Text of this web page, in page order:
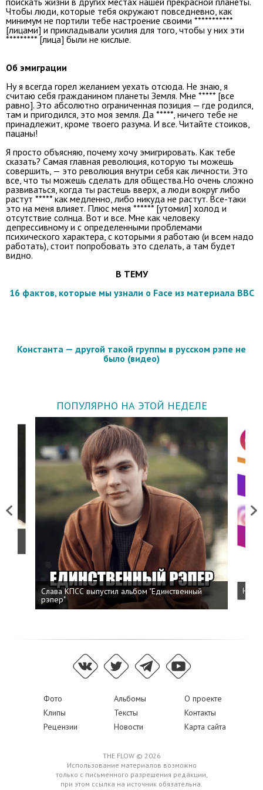
Чтобы люди, которые тебя окружают повседневно, как
минимум не портили тебе настроение своими ***********
[лицами] и прикладывали усилия для того, чтобы у них эти
********* [лица] были не кислые.
Об эмиграции
Ну я всегда горел желанием уехать отсюда. Не знаю, я
считаю себя гражданином планеты Земля. Мне ***** [все
равно]. Это абсолютно ограниченная позиция — где родился,
там и пригодился, это моя земля. Да *****, ничего тебе не
принадлежит, кроме твоего разума. И все. Читайте стоиков,
пацаны!
Я просто объясняю, почему хочу эмигрировать. Как тебе
сказать? Самая главная революция, которую ты можешь
совершить, — это революция внутри себя как личности. Это
все, что ты можешь сделать для общества.Но очень сложно
развиваться, когда ты растешь вверх, а люди вокруг либо
растут ***** как медленно, либо никуда не растут. Все-таки
это на меня влияет. Плюс меня ****** [утомил] холод и
отсутствие солнца. Вот и все. Мне как человеку
депрессивному и с определенными проблемами
психического характера, с которыми я работаю (и всем надо
работать), стоит попробовать это сделать, а там будет
видно.
В ТЕМУ
16 фактов, которые мы узнали о Face из материала BBC
Константа — другой такой группы в русском рэпе не
было (видео)
ПОПУЛЯРНО НА ЭТОЙ НЕДЕЛЕ
Previous
Слава КПСС выпустил альбом "Единственный
рэпер"
Next
Фото Альбомы
О проекте
Клипы
Тексты
Контакты
Рецензии
Новости Карта сайта
THE FLOW © 2026
Использование материалов возможно
только с письменного разрешения редакции,
при этом ссылка на источник обязательна.